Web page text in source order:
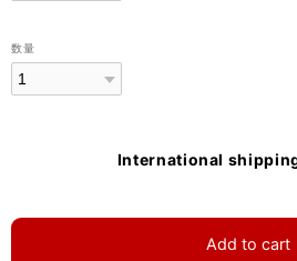
数量
International
Add to cart